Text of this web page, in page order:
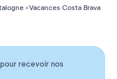
Vacances Costa Brava
recevoir nos